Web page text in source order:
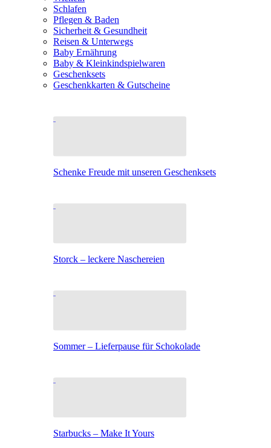
Schlafen
Pflegen & Baden
Sicherheit & Gesundheit
Reisen & Unterwegs
Baby Ernährung
Baby & Kleinkindspielwaren
Geschenksets
Geschenkkarten & Gutscheine
Schenke Freude mit unseren Geschenksets
Storck – leckere Naschereien
Sommer – Lieferpause für Schokolade
Starbucks – Make It Yours